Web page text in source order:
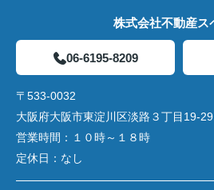
株式会社不動産ス
06-6195-8209
〒533-0032
大阪府大阪市東淀川区淡路３丁目19-29
営業時間： １０時～１８時
定休日： なし